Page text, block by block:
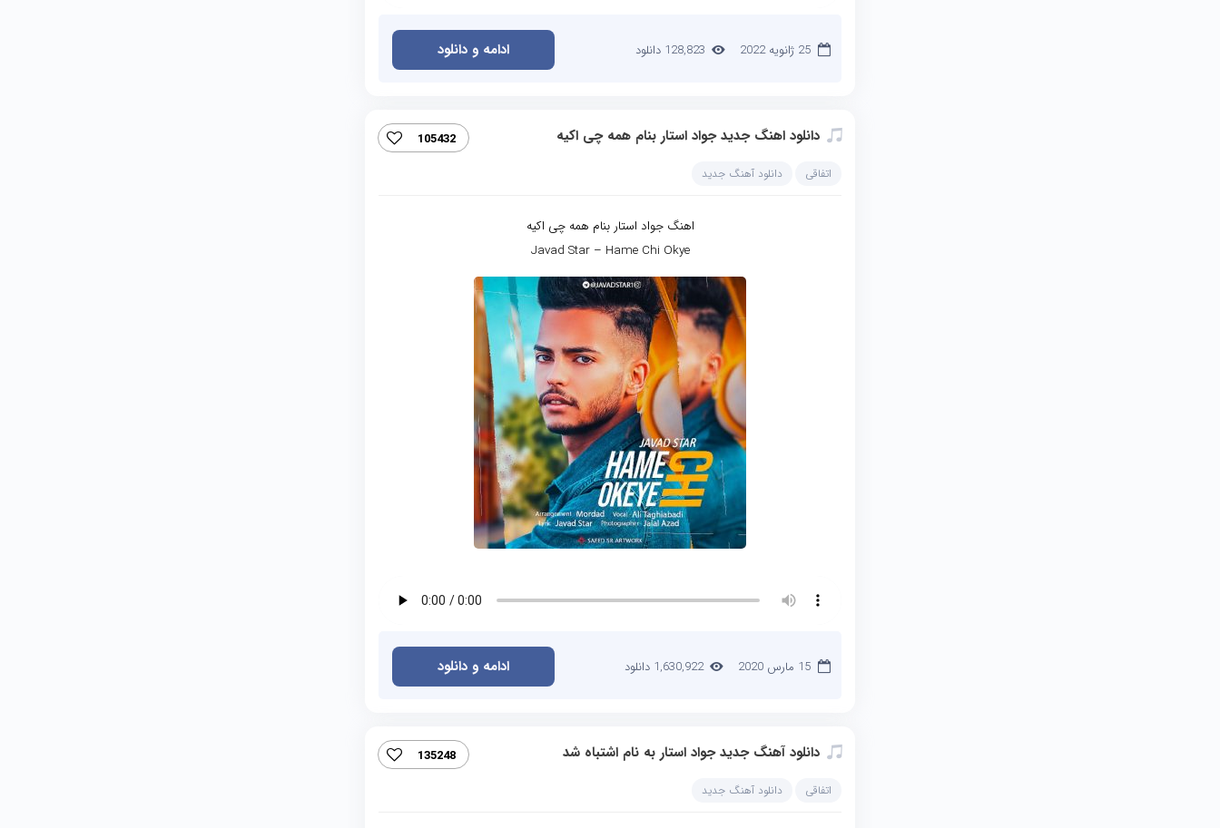
25 ژانویه 2022 128,823 دانلود ادامه و دانلود
دانلود اهنگ جدید جواد استار بنام همه چی اکیه 105432
اتفاقی دانلود آهنگ جدید
اهنگ جواد استار بنام همه چی اکیه
Javad Star – Hame Chi Okye
15 مارس 2020 1,630,922 دانلود ادامه و دانلود
دانلود آهنگ جدید جواد استار به نام اشتباه شد 135248
اتفاقی دانلود آهنگ جدید